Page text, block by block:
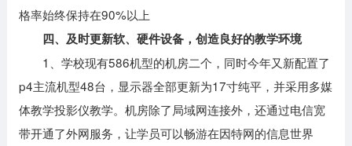
格率始终保持在90%以上
四、及时更新软、硬件设备，创造良好的教学环境
1、学校现有586机型的机房二个，同时今年又新配置了
p4主流机型48台，显示器全部更新为17寸纯平，并采用多媒
体教学投影仪教学。机房除了局域网连接外，还通过电信宽
带开通了外网服务，让学员可以畅游在因特网的信息世界